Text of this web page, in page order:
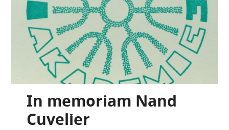
In memoriam Nand
Cuvelier